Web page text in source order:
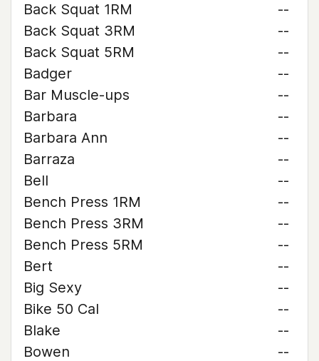
Back Squat 1RM
--
Back Squat 3RM
--
Back Squat 5RM
--
Badger
--
Bar Muscle-ups
--
Barbara
--
Barbara Ann
--
Barraza
--
Bell
--
Bench Press 1RM
--
Bench Press 3RM
--
Bench Press 5RM
--
Bert
--
Big Sexy
--
Bike 50 Cal
--
Blake
--
Bowen
--